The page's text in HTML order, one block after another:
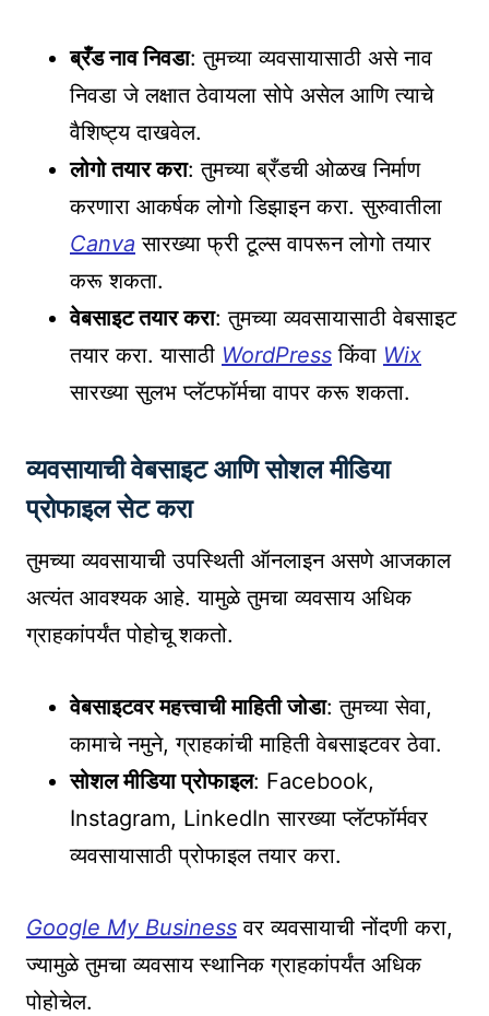
ब्रँड नाव निवडा: तुमच्या व्यवसायासाठी असे नाव
निवडा जे लक्षात ठेवायला सोपे असेल आणि त्याचे
वैशिष्ट्य दाखवेल.
लोगो तयार करा: तुमच्या ब्रँडची ओळख निर्माण
करणारा आकर्षक लोगो डिझाइन करा. सुरुवातीला
Canva सारख्या फ्री टूल्स वापरून लोगो तयार
करू शकता.
वेबसाइट तयार करा: तुमच्या व्यवसायासाठी वेबसाइट
तयार करा. यासाठी WordPress किंवा Wix
सारख्या सुलभ प्लॅटफॉर्मचा वापर करू शकता.
व्यवसायाची वेबसाइट आणि सोशल मीडिया
प्रोफाइल सेट करा
तुमच्या व्यवसायाची उपस्थिती ऑनलाइन असणे आजकाल
अत्यंत आवश्यक आहे. यामुळे तुमचा व्यवसाय अधिक
ग्राहकांपर्यंत पोहोचू शकतो.
वेबसाइटवर महत्त्वाची माहिती जोडा: तुमच्या सेवा,
कामाचे नमुने, ग्राहकांची माहिती वेबसाइटवर ठेवा.
सोशल मीडिया प्रोफाइल: Facebook,
Instagram, LinkedIn सारख्या प्लॅटफॉर्मवर
व्यवसायासाठी प्रोफाइल तयार करा.
Google My Business वर व्यवसायाची नोंदणी करा,
ज्यामुळे तुमचा व्यवसाय स्थानिक ग्राहकांपर्यंत अधिक
पोहोचेल.